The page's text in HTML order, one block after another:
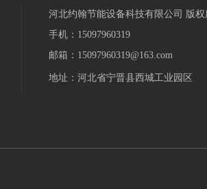
河北约翰节能设备科技有限公司 版权
手机：15097960319
邮箱：15097960319@163.com
地址：河北省宁晋县西城工业园区